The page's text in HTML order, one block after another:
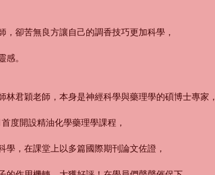
，卻苦無良方讓自己的調香技巧更加科學，
。
林君穎老師，本身是神經科學與藥理學的碩博士專家，
度開設精油化學藥理學課程，
學，在課堂上以多篇國際期刊論文佐證，